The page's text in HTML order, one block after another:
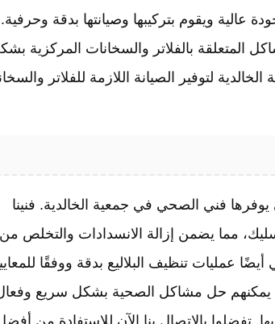
عالية ويقوم بتركيبها وصيانتها بدقة وحرفية.
المتعلقة بالفلاتر والسخانات المركزية
لتوفير الصيانة اللازمة للفلاتر
فني الصحي في جمعية الخالدية. فنينا
مما يضمن إزالة الانسدادات والتخلص من
عمليات تنظيف البلاليع بدقة ووفقًا
يمكنهم حل مشاكل الصحية بشكل سريع
تفضلوا بالاتصال بنا الآن للاستفادة من